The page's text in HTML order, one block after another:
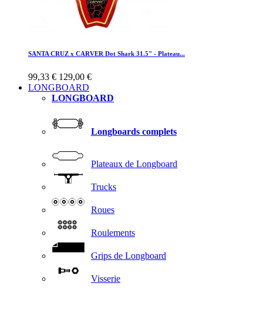
SANTA CRUZ x CARVER Dot Shark 31.5" - Plateau...
99,33 € 129,00 €
LONGBOARD
LONGBOARD
Longboards complets
Plateaux de Longboard
Trucks
Roues
Roulements
Grips de Longboard
Visserie